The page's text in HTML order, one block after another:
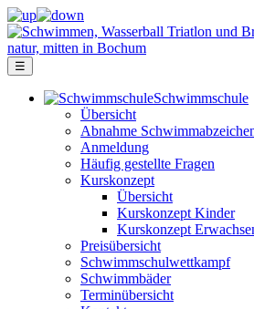
☰
Schwimm­schule
Übersicht
Ab­nah­me
Anmeldung
Häufig gestellte Fragen
Kurs­konzept
Übersicht
Kurskonzept Kinder
Kurskonzept
Preis­über­sicht
Schwimm­schul­wett­kampf
Schwimm­bäder
Terminübersicht